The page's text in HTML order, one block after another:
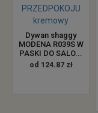
Dywan shaggy
MODENA R039S W
PASKI DO SALO...
od 124.87 zł